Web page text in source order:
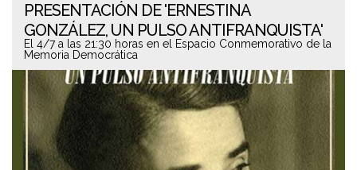
PRESENTACIÓN DE 'ERNESTINA
GONZÁLEZ, UN PULSO ANTIFRANQUISTA'
EN JEREZ
El 4/7 a las 21:30 horas en el Espacio Conmemorativo de la
Memoria Democrática